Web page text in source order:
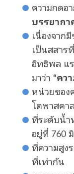
ความกดอ
บรรยากา
เนื่องจาก
เป็นสสาร
อิทธิพล แ
มาว่า “คว
หน่วยของ
โตพาสคาล
ที่ระดับน้ำ
อยู่ที่ 760
ที่ความสูง
ที่เท่ากัน